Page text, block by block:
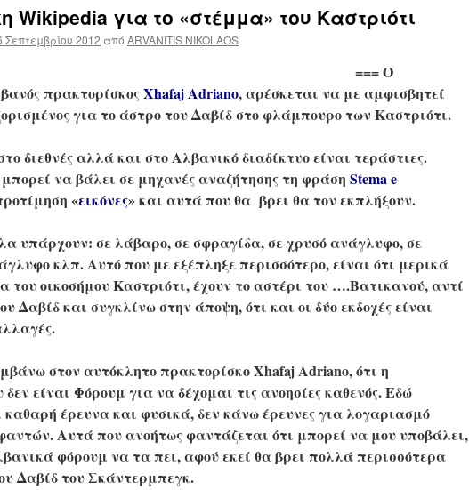
Wikipedia για το «στέμμα» του Καστριότι
Σεπτεμβρίου 2012 από ARVANITIS NIKOLAOS
=== Ο
πρακτορίσκοςXhafaj Adriano, αρέσκεται να με αμφισβητεί
για το άστρο του Δαβίδ στο φλάμπουρο των Καστριότι.
διεθνές αλλά και στο Αλβανικό διαδίκτυο είναι τεράστιες.
να βάλει σε μηχανές αναζήτησης τη φράση Stema e
«εικόνες» και αυτά που θα βρει θα τον εκπλήξουν.
υπάρχουν: σε λάβαρο, σε σφραγίδα, σε χρυσό ανάγλυφο, σε
κλπ. Αυτό που με εξέπληξε περισσότερο, είναι ότι μερικά
του οικοσήμου Καστριότι, έχουν το αστέρι του ….Βατικανού, αντί
Δαβίδ και συγκλίνω στην άποψη, ότι και οι δύο εκδοχές είναι
στον αυτόκλητο πρακτορίσκο Xhafaj Adriano, ότι η
δεν είναι Φόρουμ για να δέχομαι τις ανοησίες καθενός. Εδώ
έρευνα και φυσικά, δεν κάνω έρευνες για λογαριασμό
Αυτά που ανοήτως φαντάζεται ότι μπορεί να μου υποβάλει,
φόρουμ να τα πει, αφού εκεί θα βρει πολλά περισσότερα
Δαβίδ του Σκάντερμπεγκ.